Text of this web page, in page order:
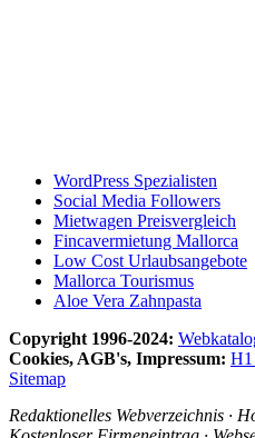
WordPress Spezialisten
Social Media Followers
Mietwagen Preisvergleich
Fincavermietung Mallorca
Low Cost Urlaubsangebote
Mallorca Tourismus
Aloe Vera Zahnpasta
Copyright 1996-2024:
Cookies, AGB's, Impressum: H1
Sitemap
Redaktionelles Webverzeichnis ·